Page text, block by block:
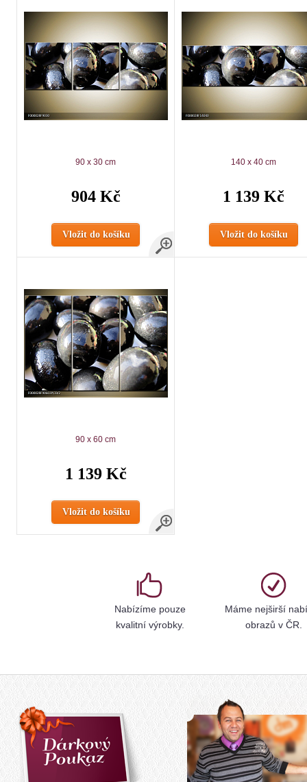
90 x 30 cm
904 Kč
Vložit do košíku
140 x 40 cm
1 139 Kč
Vložit do košíku
90 x 60 cm
1 139 Kč
Vložit do košíku
Nabízíme pouze
kvalitní výrobky.
Máme nejširší
obrazů v ČR.